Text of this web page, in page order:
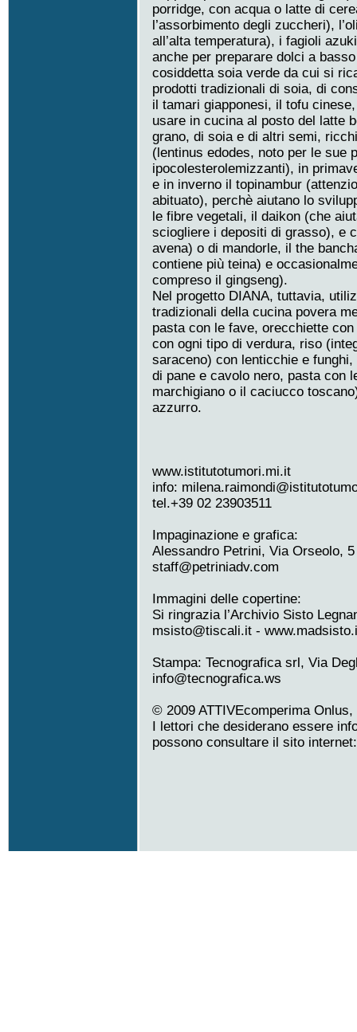
porridge, con acqua o latte di
l’assorbimento degli zuccheri),
all’alta temperatura), i fagioli
anche per preparare dolci a
cosiddetta soia verde da cui si
prodotti tradizionali di soia, di
il tamari giapponesi, il tofu
usare in cucina al posto del latte
grano, di soia e di altri semi,
(lentinus edodes, noto per le sue
ipocolesterolemizzanti), in
e in inverno il topinambur
abituato), perchè aiutano lo
le fibre vegetali, il daikon (che
sciogliere i depositi di grasso), e
avena) o di mandorle, il the
contiene più teina) e
compreso il gingseng).
Nel progetto DIANA, tuttavia,
tradizionali della cucina povera
pasta con le fave, orecchiette
con ogni tipo di verdura, riso
saraceno) con lenticchie e
di pane e cavolo nero, pasta con
marchigiano o il caciucco
azzurro.
www.istitutotumori.mi.it
info:
tel.+39 02 23903511
Impaginazione e grafica:
Alessandro Petrini, Via Orseolo,
staff@petriniadv.com
Immagini delle copertine:
Si ringrazia l’Archivio Sisto
msisto@tiscali.it -
Stampa: Tecnografica srl, Via
info@tecnografica.ws
© 2009 ATTIVEcomperima
I lettori che desiderano essere
possono consultare il sito